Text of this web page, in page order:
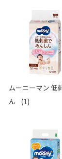
ムーニーマン 低
ん
(1)